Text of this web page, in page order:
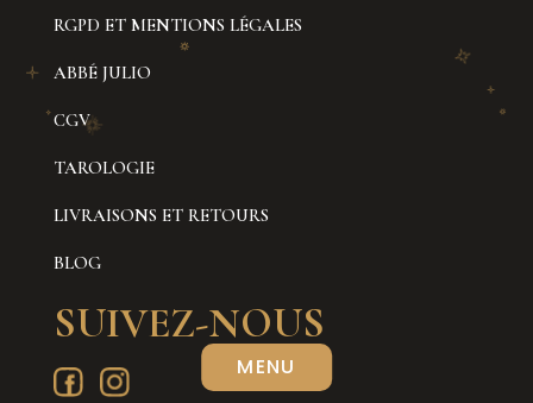
RGPD ET MENTIONS LÉGALES
ABBÉ JULIO
CGV
TAROLOGIE
LIVRAISONS ET RETOURS
BLOG
SUIVEZ-NOUS